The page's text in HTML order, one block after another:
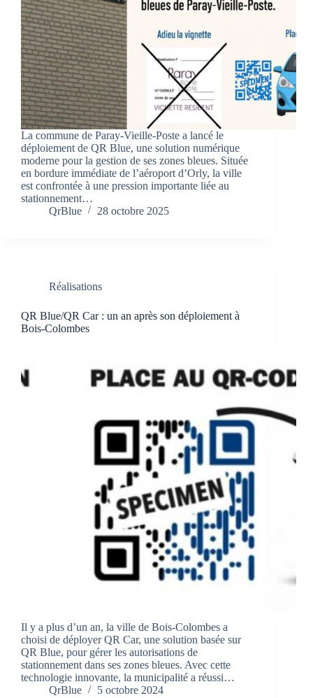
La commune de Paray-Vieille-Poste a lancé le
déploiement de QR Blue, une solution numérique
moderne pour la gestion de ses zones bleues. Située
en bordure immédiate de l’aéroport d’Orly, la ville
est confrontée à une pression importante liée au
stationnement…
QrBlue
28 octobre 2025
Réalisations
QR Blue/QR Car : un an après son déploiement à
Bois-Colombes
Il y a plus d’un an, la ville de Bois-Colombes a
choisi de déployer QR Car, une solution basée sur
QR Blue, pour gérer les autorisations de
stationnement dans ses zones bleues. Avec cette
technologie innovante, la municipalité a réussi…
QrBlue
5 octobre 2024